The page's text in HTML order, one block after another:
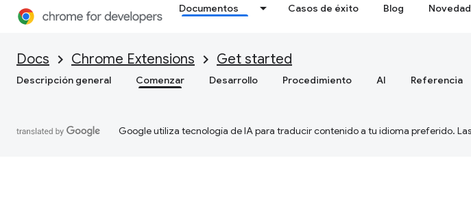
Documentos Casos de éxito Blog
Docs Chrome Extensions Get started
Descripción general Comenzar Desarrollo Procedimiento AI Referencia
Google utiliza tecnología de IA para traducir contenido a tu idioma preferido.